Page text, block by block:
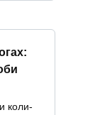
коли-